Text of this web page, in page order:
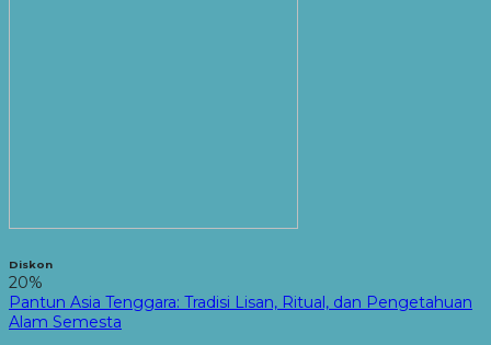
Diskon
20%
Pantun Asia Tenggara: Tradisi Lisan, Ritual, dan Pengetahuan
Alam Semesta